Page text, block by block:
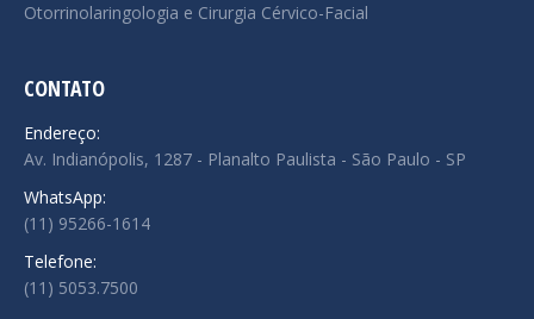
Otorrinolaringologia e Cirurgia Cérvico-Facial
CONTATO
Endereço:
Av. Indianópolis, 1287 - Planalto Paulista - São Paulo - SP
WhatsApp:
(11) 95266-1614
Telefone:
(11) 5053.7500